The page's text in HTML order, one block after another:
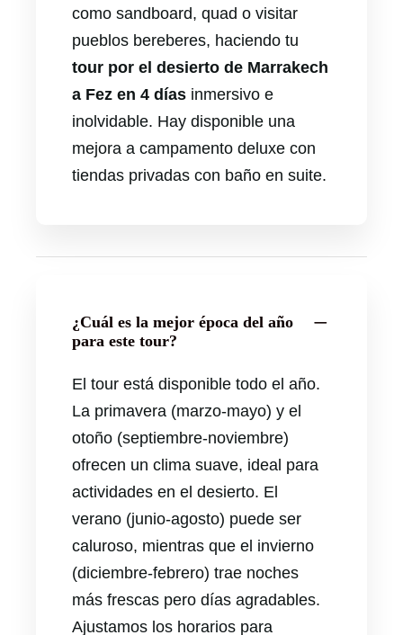
como sandboard, quad o visitar
pueblos bereberes, haciendo tu
tour por el desierto de Marrakech
a Fez en 4 días inmersivo e
inolvidable. Hay disponible una
mejora a campamento deluxe con
tiendas privadas con baño en suite.
¿Cuál es la mejor época del año
para este tour?
El tour está disponible todo el año.
La primavera (marzo-mayo) y el
otoño (septiembre-noviembre)
ofrecen un clima suave, ideal para
actividades en el desierto. El
verano (junio-agosto) puede ser
caluroso, mientras que el invierno
(diciembre-febrero) trae noches
más frescas pero días agradables.
Ajustamos los horarios para